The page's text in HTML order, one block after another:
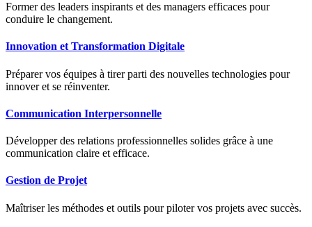
Former des leaders inspirants et des managers efficaces pour
conduire le changement.
Innovation et Transformation Digitale
Préparer vos équipes à tirer parti des nouvelles technologies pour
innover et se réinventer.
Communication Interpersonnelle
Développer des relations professionnelles solides grâce à une
communication claire et efficace.
Gestion de Projet
Maîtriser les méthodes et outils pour piloter vos projets avec succès.